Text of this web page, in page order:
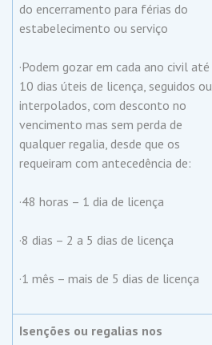
do encerramento para férias do
estabelecimento ou serviço
·Podem gozar em cada ano civil até
10 dias úteis de licença, seguidos ou
interpolados, com desconto no
vencimento mas sem perda de
qualquer regalia, desde que os
requeiram com antecedência de:
·48 horas – 1 dia de licença
·8 dias – 2 a 5 dias de licença
·1 mês – mais de 5 dias de licença
Isenções ou regalias nos